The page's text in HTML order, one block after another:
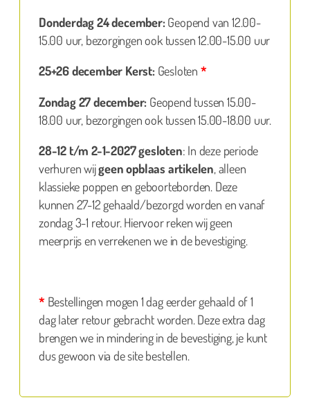
Donderdag 24 december:Geopend van 12.00-
15.00 uur, bezorgingen ook tussen 12.00-15.00 uur
25+26 december Kerst:Gesloten *
Zondag 27 december: Geopend tussen 15.00-
18.00 uur, bezorgingen ook tussen 15.00-18.00 uur.
28-12 t/m 2-1-2027 gesloten: In deze periode
verhuren wijgeen opblaas artikelen, alleen
klassieke poppen en geboorteborden. Deze
kunnen 27-12 gehaald/bezorgd worden en vanaf
zondag 3-1 retour. Hiervoor reken wij geen
meerprijs en verrekenen we in de bevestiging.
* Bestellingen mogen 1 dag eerder gehaald of 1
dag later retour gebracht worden. Deze extra dag
brengen we in mindering in de bevestiging, je kunt
dus gewoon via de site bestellen.